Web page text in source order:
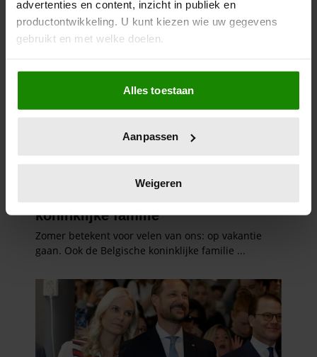
advertenties en content, inzicht in publiek en
productontwikkeling. U kunt kiezen wie uw gegevens
gebruikt en met welke doelen.
Als u het toestaat, willen we ook graag:
Informatie verzamelen over uw geografische
locatie, die tot een paar meter nauwkeurig kan zijn
scannen op specifieke eigenschappen (fingerprinting)
verwerkt en stel uw voorkeuren in het
intrekken in de Cookieverklaring.
We gebruiken cookies om content en advertenties te
en om ons websiteverkeer te analyseren. Ook delen we
informatie over uw gebruik van onze site met onze
partners voor social media, adverteren en analyse. Deze
partners kunnen deze gegevens combineren met andere
informatie die u aan ze heeft verstrekt of die ze hebben
Alles toestaan
Aanpassen
Weigeren